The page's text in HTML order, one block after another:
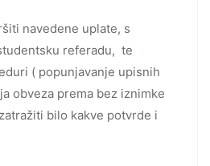
navedene uplate, s
referadu, te
( popunjavanje upisnih
obveza prema bez iznimke
bilo kakve potvrde i